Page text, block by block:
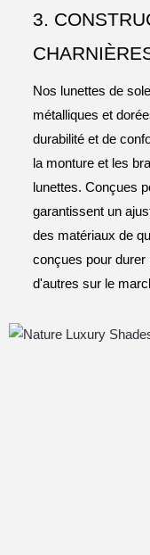
3.
Nos lunettes de
métalliques et
durabilité et de
la monture et les
lunettes. Conçues
garantissent un
des matériaux de
conçues pour durer
d'autres sur le